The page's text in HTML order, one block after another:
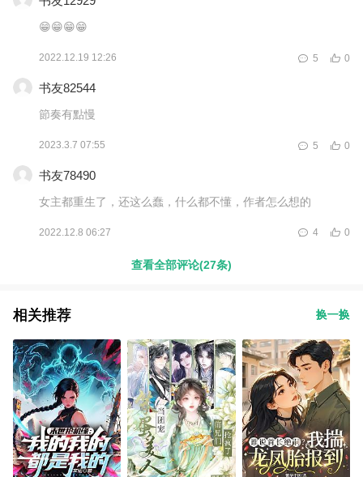
😁😁😁😁
2022.12.19 12:26 0
5
书友82544
節奏有點慢
2023.3.7 07:55 0
5
书友78490
女主都重生了，还这么蠢，什么都不懂，作者怎么想的
2022.12.8 06:27 0
4
查看全部评论(27条)
相关推荐 换一换